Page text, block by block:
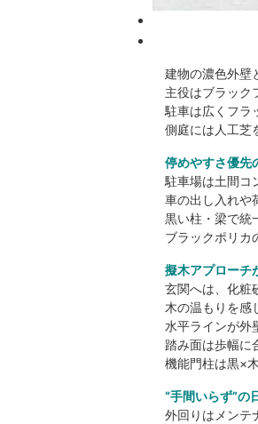
建物の濃色外壁
主役はブラック
駐車は広くフラ
側庭には人工芝
停めやすさ優先
駐車場は土間コ
車の出し入れや
黒い柱・梁で統
ブラックポリカ
擬木アプローチ
玄関へは、化粧
木の温もりを感
水平ラインが外
踏み面は歩幅に
機能門柱は黒×
“手間いらず”の
外回りはメンテ